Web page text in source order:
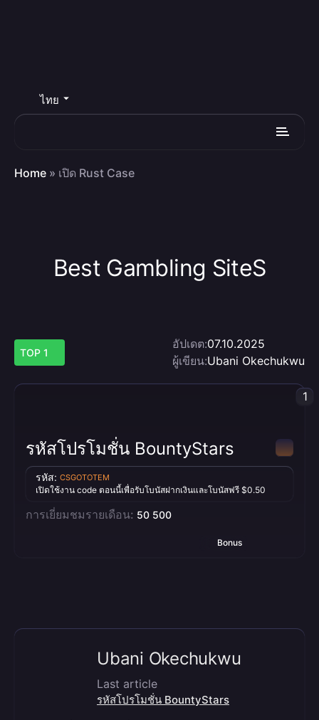
ไทย
Home » เปิด Rust Case
Best Gambling SiteS
TOP 1
อัปเดต:07.10.2025
ผู้เขียน:Ubani Okechukwu
1
รหัสโปรโมชั่น BountyStars
รหัส: CSGOTOTEM
เปิดใช้งาน code ตอนนี้เพื่อรับโบนัสฝากเงินและโบนัสฟรี $0.50
การเยี่ยมชมรายเดือน: 50 500
Bonus
Ubani Okechukwu
Last article
รหัสโปรโมชั่น BountyStars